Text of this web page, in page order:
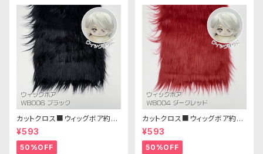
カットクロス■ウィッグボア約8c
m(ブラック)WB006ボア生地 2
5cm × 45cm
¥593
50%OFF
カットクロス■ウィッグボア約8c
m(ダークレッド)WB004ボア生
地 25cm × 45cm
¥593
50%OFF